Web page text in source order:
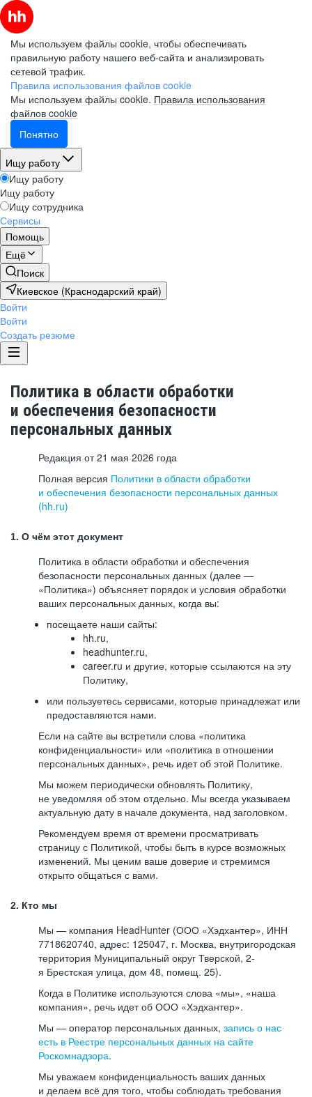
Мы используем файлы cookie, чтобы обеспечивать
правильную работу нашего веб-сайта и анализировать
сетевой трафик.
Правила использования файлов cookie
Мы используем файлы cookie. Правила использования
файлов cookie
Понятно
Ищу работу
Ищу работу
Ищу работу
Ищу сотрудника
Сервисы
Помощь
Ещё
Поиск
Киевское (Краснодарский край)
Войти
Войти
Создать резюме
Политика в области обработки
и обеспечения безопасности
персональных данных
Редакция от 21 мая 2026 года
Полная версия Политики в области обработки
и обеспечения безопасности персональных данных
(hh.ru)
1. О чём этот документ
Политика в области обработки и обеспечения
безопасности персональных данных (далее —
«Политика») объясняет порядок и условия обработки
ваших персональных данных, когда вы:
посещаете наши сайты:
hh.ru,
headhunter.ru,
career.ru и другие, которые ссылаются на эту
Политику,
или пользуетесь сервисами, которые принадлежат или
предоставляются нами.
Если на сайте вы встретили слова «политика
конфиденциальности» или «политика в отношении
персональных данных», речь идет об этой Политике.
Мы можем периодически обновлять Политику,
не уведомляя об этом отдельно. Мы всегда указываем
актуальную дату в начале документа, над заголовком.
Рекомендуем время от времени просматривать
страницу с Политикой, чтобы быть в курсе возможных
изменений. Мы ценим ваше доверие и стремимся
открыто общаться с вами.
2. Кто мы
Мы — компания HeadHunter (ООО «Хэдхантер», ИНН
7718620740, адрес: 125047, г. Москва, внутригородская
территория Муниципальный округ Тверской, 2-
я Брестская улица, дом 48, помещ. 25).
Когда в Политике используются слова «мы», «наша
компания», речь идет об ООО «Хэдхантер».
Мы — оператор персональных данных, запись о нас
есть в Реестре персональных данных на сайте
Роскомнадзора.
Мы уважаем конфиденциальность ваших данных
и делаем всё для того, чтобы соблюдать требования